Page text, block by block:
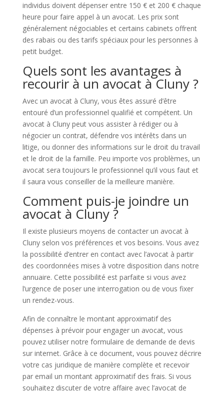
individus doivent dépenser entre 150 € et 200 € chaque
heure pour faire appel à un avocat. Les prix sont
généralement négociables et certains cabinets offrent
des rabais ou des tarifs spéciaux pour les personnes à
petit budget.
Quels sont les avantages à
recourir à un avocat à Cluny ?
Avec un avocat à Cluny, vous êtes assuré d’être
entouré d’un professionnel qualifié et compétent. Un
avocat à Cluny peut vous assister à rédiger ou à
négocier un contrat, défendre vos intérêts dans un
litige, ou donner des informations sur le droit du travail
et le droit de la famille. Peu importe vos problèmes, un
avocat sera toujours le professionnel qu’il vous faut et
il saura vous conseiller de la meilleure manière.
Comment puis-je joindre un
avocat à Cluny ?
Il existe plusieurs moyens de contacter un avocat à
Cluny selon vos préférences et vos besoins. Vous avez
la possibilité d’entrer en contact avec l’avocat à partir
des coordonnées mises à votre disposition dans notre
annuaire. Cette possibilité est parfaite si vous avez
l’urgence de poser une interrogation ou de vous fixer
un rendez-vous.
Afin de connaître le montant approximatif des
dépenses à prévoir pour engager un avocat, vous
pouvez utiliser notre formulaire de demande de devis
sur internet. Grâce à ce document, vous pouvez décrire
votre cas juridique de manière complète et recevoir
par email un montant approximatif des frais. Si vous
souhaitez discuter de votre affaire avec l’avocat de